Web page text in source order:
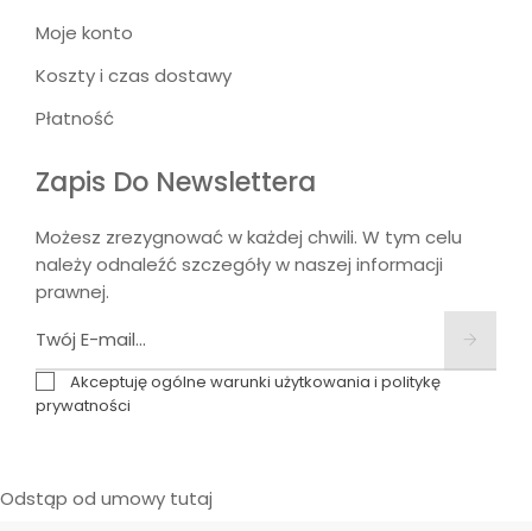
Moje konto
Koszty i czas dostawy
Płatność
Zapis Do Newslettera
Możesz zrezygnować w każdej chwili. W tym celu
należy odnaleźć szczegóły w naszej informacji
prawnej.
Akceptuję ogólne warunki użytkowania i politykę
prywatności
Odstąp od umowy tutaj